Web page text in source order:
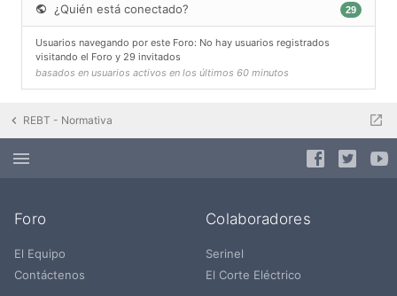
¿Quién está conectado? 29
Usuarios navegando por este Foro: No hay usuarios registrados
visitando el Foro y 29 invitados
basados en usuarios activos en los últimos 60 minutos
REBT - Normativa
Foro
El Equipo
Contáctenos
Colaboradores
Serinel
El Corte Eléctrico